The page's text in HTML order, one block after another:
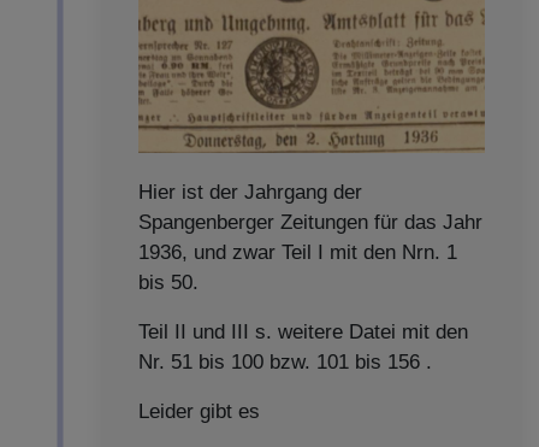
Hier ist der Jahrgang der
Spangenberger Zeitungen für das Jahr
1936, und zwar Teil I mit den Nrn. 1
bis 50.
Teil II und III s. weitere Datei mit den
Nr. 51 bis 100 bzw. 101 bis 156 .
Leider gibt es